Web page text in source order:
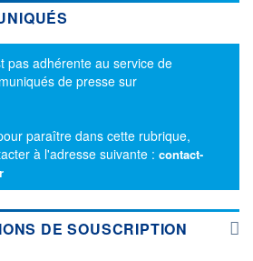
pas adhérente au service de
de presse sur
paraître dans cette rubrique,
à l'adresse suivante : contact-
DE SOUSCRIPTION